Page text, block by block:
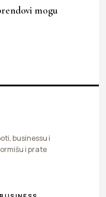
mogu
businessu i
i prate